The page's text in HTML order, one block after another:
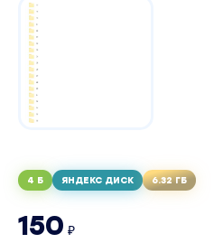
4 Б ЯНДЕКС ДИСК 6.32 ГБ
150 ₽